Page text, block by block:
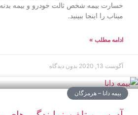
خسارت بیمه شخص ثالت خودرو و بیمه بدنه
میناب را اینجا ببینید.
ادامه مطلب »
آگوست 13, 2020 بدون دیدگاه
بیمه دانا – هرمزگان